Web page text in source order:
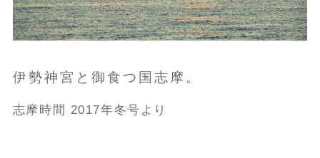
伊勢神宮と御食つ国志摩。
志摩時間 2017年冬号より